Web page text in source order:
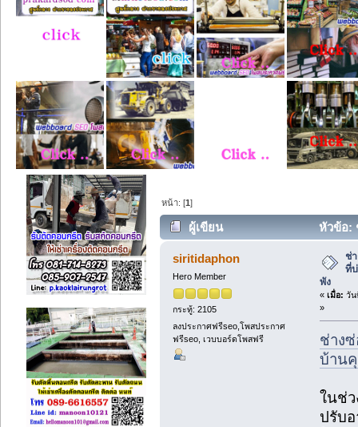
หน้า: [1]
ผู้เขียน
หัวข้อ:
กำลังจะพัง (อ่าน 21 ครั้ง)
siritidaphon
Hero Member
กระทู้: 2105
ลงประกาศฟรีseo,โพสประกาศ
ฟรีseo, เวบบอร์ดโพสฟรี
ช่
ที่
พัง
« เมื่อ: วัน
»
ช่าง
บ้าน
ในช่ว
ปรับอ